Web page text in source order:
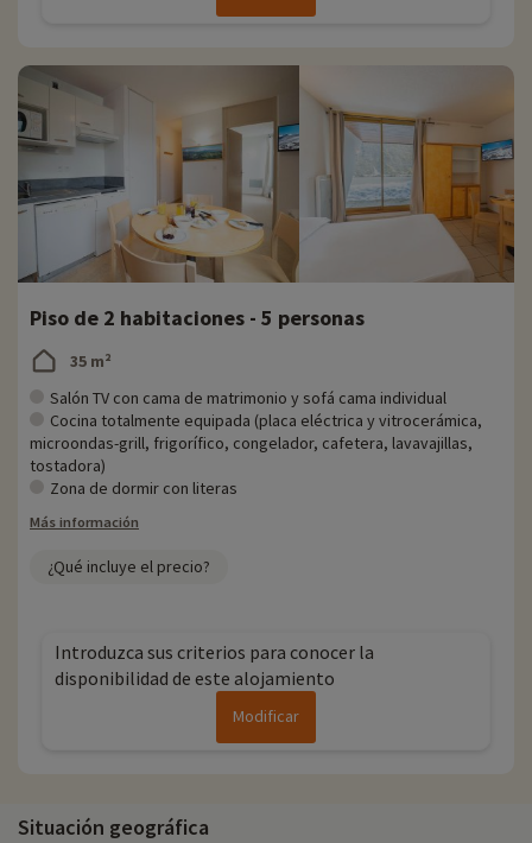
Piso de 2 habitaciones - 5 personas
35 m²
Salón TV con cama de matrimonio y sofá cama individual
Cocina totalmente equipada (placa eléctrica y vitrocerámica,
microondas-grill, frigorífico, congelador, cafetera, lavavajillas,
tostadora)
Zona de dormir con literas
Más información
¿Qué incluye el precio?
Introduzca sus criterios para conocer la
disponibilidad de este alojamiento
Modificar
Situación geográfica